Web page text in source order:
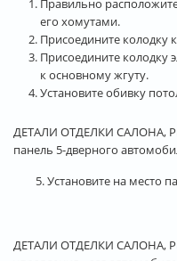
его хомутами.
Присоедините колодку
Присоедините колодку
к основному жгуту.
Установите обивку
ДЕТАЛИ ОТДЕЛКИ САЛОНА,
панель 5-дверного
5. Установите на место
ДЕТАЛИ ОТДЕЛКИ САЛОНА,